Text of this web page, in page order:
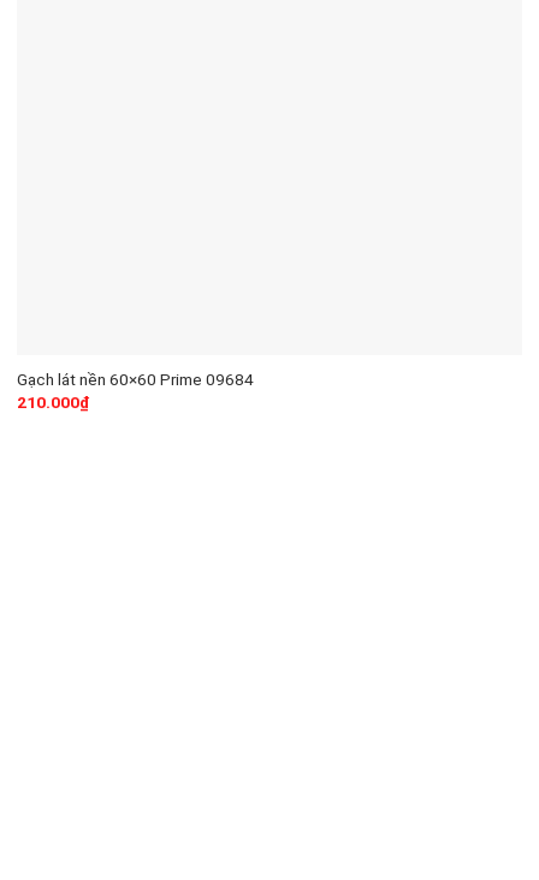
Gạch lát nền 60×60 Prime 09684
210.000₫